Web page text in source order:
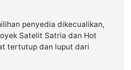
penyedia dikecualikan,
Satelit Satria dan Hot
tertutup dan luput dari